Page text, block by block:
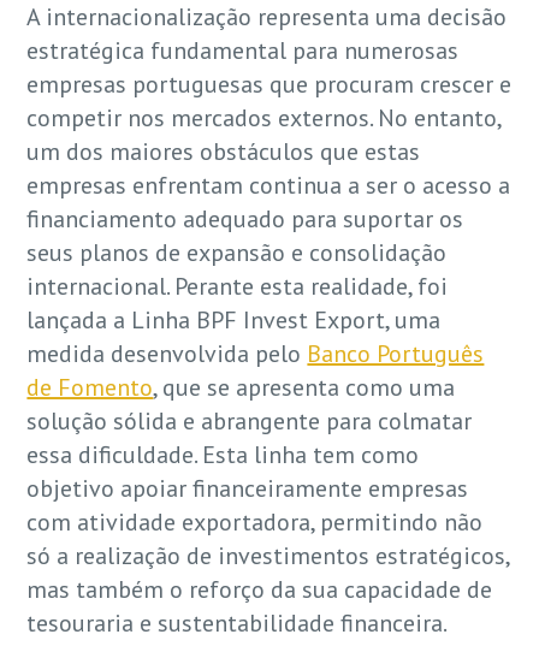
A internacionalização representa uma decisão
estratégica fundamental para numerosas
empresas portuguesas que procuram crescer e
competir nos mercados externos. No entanto,
um dos maiores obstáculos que estas
empresas enfrentam continua a ser o acesso a
financiamento adequado para suportar os
seus planos de expansão e consolidação
internacional. Perante esta realidade, foi
lançada a Linha BPF Invest Export, uma
medida desenvolvida pelo Banco Português
de Fomento, que se apresenta como uma
solução sólida e abrangente para colmatar
essa dificuldade. Esta linha tem como
objetivo apoiar financeiramente empresas
com atividade exportadora, permitindo não
só a realização de investimentos estratégicos,
mas também o reforço da sua capacidade de
tesouraria e sustentabilidade financeira.